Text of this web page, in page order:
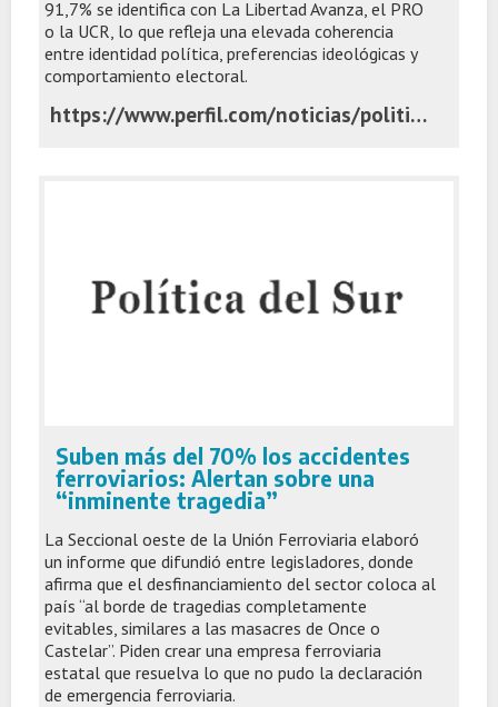
91,7% se identifica con La Libertad Avanza, el PRO
o la UCR, lo que refleja una elevada coherencia
entre identidad política, preferencias ideológicas y
comportamiento electoral.
https://www.perfil.com/noticias/politica/encuesta-la-argentina-quedo-partida-en-tres-bloques-ideologicos-y-un-30-tiene-la-llave-electoral.phtml
Suben más del 70% los accidentes
ferroviarios: Alertan sobre una
“inminente tragedia”
La Seccional oeste de la Unión Ferroviaria elaboró
un informe que difundió entre legisladores, donde
afirma que el desfinanciamiento del sector coloca al
país “al borde de tragedias completamente
evitables, similares a las masacres de Once o
Castelar”. Piden crear una empresa ferroviaria
estatal que resuelva lo que no pudo la declaración
de emergencia ferroviaria.